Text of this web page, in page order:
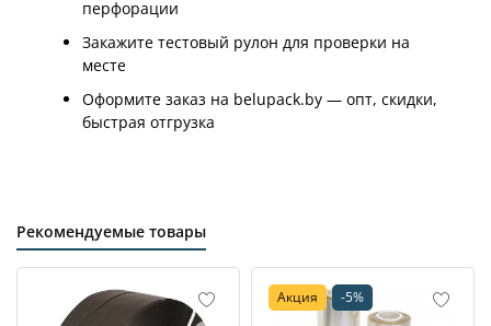
перфорации
Закажите тестовый рулон для проверки на
месте
Оформите заказ на belupack.by — опт, скидки,
быстрая отгрузка
Рекомендуемые товары
Акция -5%